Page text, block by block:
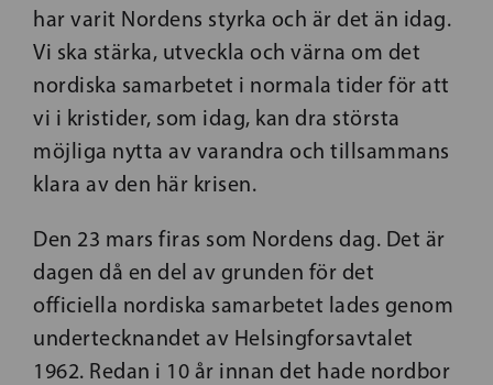
har varit Nordens styrka och är det än idag.
Vi ska stärka, utveckla och värna om det
nordiska samarbetet i normala tider för att
vi i kristider, som idag, kan dra största
möjliga nytta av varandra och tillsammans
klara av den här krisen.
Den 23 mars firas som Nordens dag. Det är
dagen då en del av grunden för det
officiella nordiska samarbetet lades genom
undertecknandet av Helsingforsavtalet
1962. Redan i 10 år innan det hade nordbor